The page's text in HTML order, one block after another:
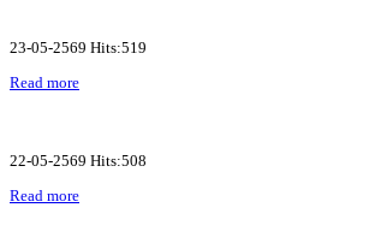
23-05-2569 Hits:519
Read more
22-05-2569 Hits:508
Read more